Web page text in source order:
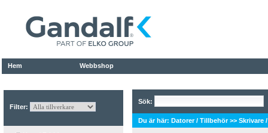
Hem Webbshop
Filter:
Sök:
Du är här: Datorer / Tillbehör>> Skrivare